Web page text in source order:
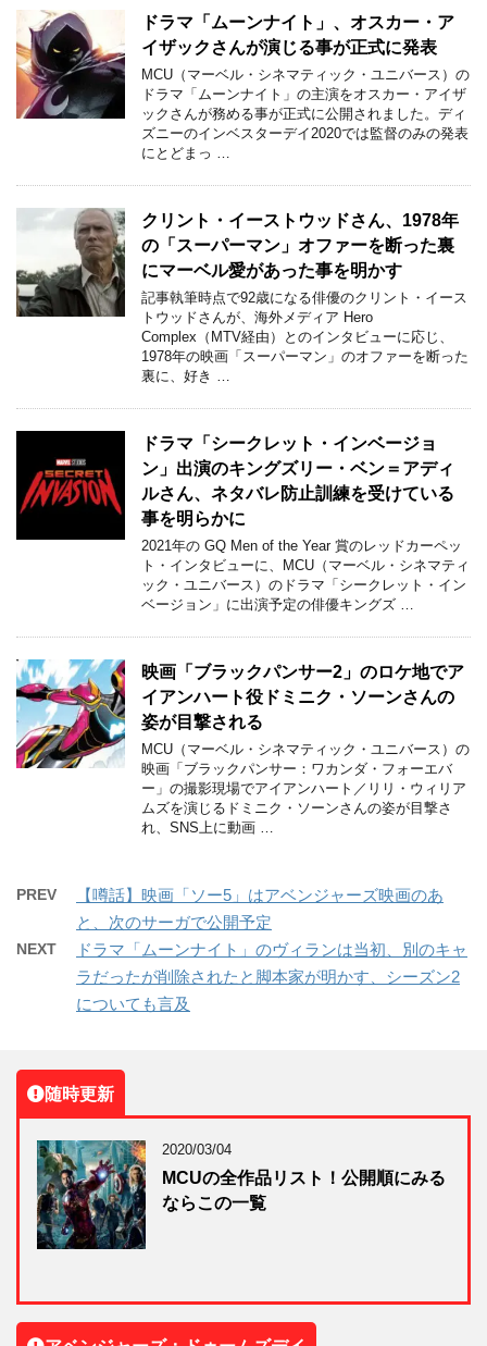
ドラマ「ムーンナイト」、オスカー・ア
イザックさんが演じる事が正式に発表
MCU（マーベル・シネマティック・ユニバース）の
ドラマ「ムーンナイト」の主演をオスカー・アイザ
ックさんが務める事が正式に公開されました。ディ
ズニーのインベスターデイ2020では監督のみの発表
にとどまっ …
クリント・イーストウッドさん、1978年
の「スーパーマン」オファーを断った裏
にマーベル愛があった事を明かす
記事執筆時点で92歳になる俳優のクリント・イース
トウッドさんが、海外メディア Hero
Complex（MTV経由）とのインタビューに応じ、
1978年の映画「スーパーマン」のオファーを断った
裏に、好き …
ドラマ「シークレット・インベージョ
ン」出演のキングズリー・ベン＝アディ
ルさん、ネタバレ防止訓練を受けている
事を明らかに
2021年の GQ Men of the Year 賞のレッドカーペッ
ト・インタビューに、MCU（マーベル・シネマティ
ック・ユニバース）のドラマ「シークレット・イン
ベージョン」に出演予定の俳優キングズ …
映画「ブラックパンサー2」のロケ地でア
イアンハート役ドミニク・ソーンさんの
姿が目撃される
MCU（マーベル・シネマティック・ユニバース）の
映画「ブラックパンサー：ワカンダ・フォーエバ
ー」の撮影現場でアイアンハート／リリ・ウィリア
ムズを演じるドミニク・ソーンさんの姿が目撃さ
れ、SNS上に動画 …
PREV
【噂話】映画「ソー5」はアベンジャーズ映画のあ
と、次のサーガで公開予定
NEXT
ドラマ「ムーンナイト」のヴィランは当初、別のキャ
ラだったが削除されたと脚本家が明かす、シーズン2
についても言及
随時更新
2020/03/04
MCUの全作品リスト！公開順にみる
ならこの一覧